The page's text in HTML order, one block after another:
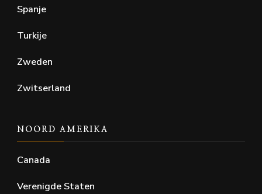
Spanje
Turkije
Zweden
Zwitserland
NOORD AMERIKA
Canada
Verenigde Staten